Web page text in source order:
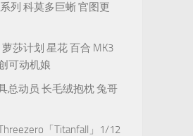
列 科莫多巨蜥 官图更
莎计划 星花 百合 MK3
可动机娘
总动员 长毛绒抱枕 兔哥
「Titanfall」1/12